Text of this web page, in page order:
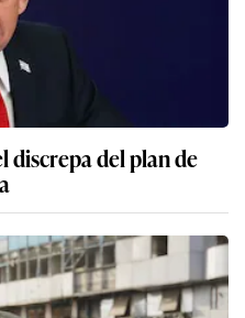
discrepa del plan de